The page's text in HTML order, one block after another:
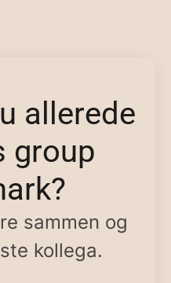
allerede
group
sammen og
kollega.